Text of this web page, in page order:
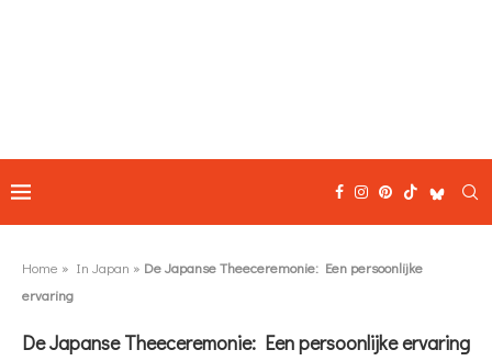
Home » In Japan » De Japanse Theeceremonie: Een persoonlijke
ervaring
De Japanse Theeceremonie: Een persoonlijke ervaring